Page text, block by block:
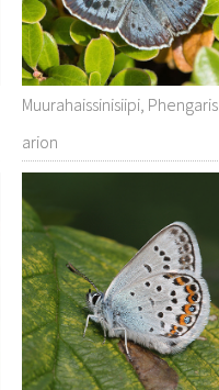
Muurahaissinisiipi, Phengaris
arion